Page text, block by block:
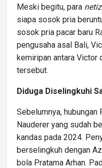
Meski begitu, para
siapa sosok pria
sosok pria pacar baru
pengusaha asal Bali,
kemiripan antara Victor
tersebut.
Diduga Diselingkuhi
Sebelumnya, hubungan
Nauderer yang sudah
kandas pada 2024.
berselingkuh dengan
bola Pratama Arhan.